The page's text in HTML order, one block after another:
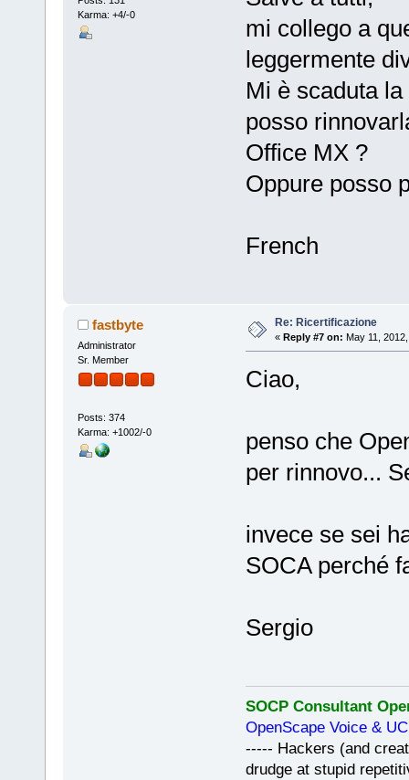
Karma: +4/-0
mi collego a
leggermente
Mi è scaduta
posso
Office MX ?
Oppure posso
French
fastbyte
Administrator
Sr. Member
Posts: 374
Karma: +1002/-0
Re: Ricertificazione
« Reply #7 on: May 11,
Ciao,
penso che
per rinnovo...
invece se sei
SOCA perché
Sergio
SOCP Consultant
OpenScape Voice &
----- Hackers (and
drudge at stupid